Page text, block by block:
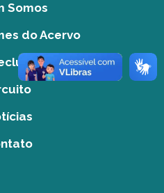
Somos
do Acervo